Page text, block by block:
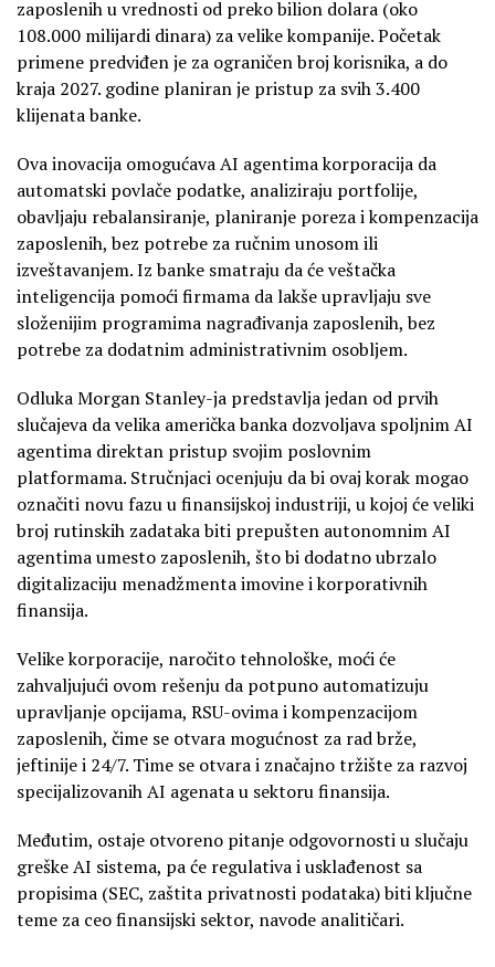
zaposlenih u vrednosti od preko bilion dolara (oko
108.000 milijardi dinara) za velike kompanije. Početak
primene predviđen je za ograničen broj korisnika, a do
kraja 2027. godine planiran je pristup za svih 3.400
klijenata banke.
Ova inovacija omogućava AI agentima korporacija da
automatski povlače podatke, analiziraju portfolije,
obavljaju rebalansiranje, planiranje poreza i kompenzacija
zaposlenih, bez potrebe za ručnim unosom ili
izveštavanjem. Iz banke smatraju da će veštačka
inteligencija pomoći firmama da lakše upravljaju sve
složenijim programima nagrađivanja zaposlenih, bez
potrebe za dodatnim administrativnim osobljem.
Odluka Morgan Stanley-ja predstavlja jedan od prvih
slučajeva da velika američka banka dozvoljava spoljnim AI
agentima direktan pristup svojim poslovnim
platformama. Stručnjaci ocenjuju da bi ovaj korak mogao
označiti novu fazu u finansijskoj industriji, u kojoj će veliki
broj rutinskih zadataka biti prepušten autonomnim AI
agentima umesto zaposlenih, što bi dodatno ubrzalo
digitalizaciju menadžmenta imovine i korporativnih
finansija.
Velike korporacije, naročito tehnološke, moći će
zahvaljujući ovom rešenju da potpuno automatizuju
upravljanje opcijama, RSU-ovima i kompenzacijom
zaposlenih, čime se otvara mogućnost za rad brže,
jeftinije i 24/7. Time se otvara i značajno tržište za razvoj
specijalizovanih AI agenata u sektoru finansija.
Međutim, ostaje otvoreno pitanje odgovornosti u slučaju
greške AI sistema, pa će regulativa i usklađenost sa
propisima (SEC, zaštita privatnosti podataka) biti ključne
teme za ceo finansijski sektor, navode analitičari.